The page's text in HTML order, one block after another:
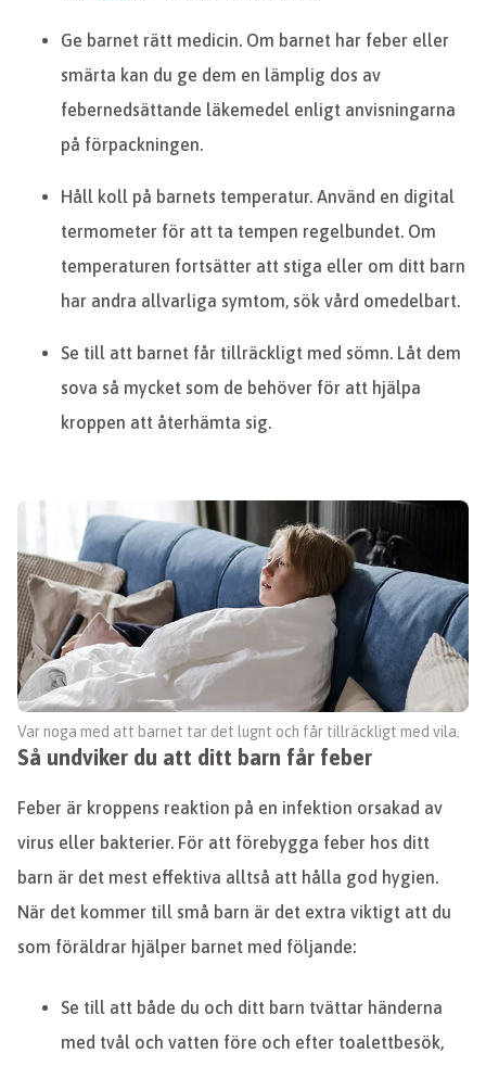
Ge barnet rätt medicin. Om barnet har feber eller
smärta kan du ge dem en lämplig dos av
febernedsättande läkemedel enligt anvisningarna
på förpackningen.
Håll koll på barnets temperatur. Använd en digital
termometer för att ta tempen regelbundet. Om
temperaturen fortsätter att stiga eller om ditt barn
har andra allvarliga symtom, sök vård omedelbart.
Se till att barnet får tillräckligt med sömn. Låt dem
sova så mycket som de behöver för att hjälpa
kroppen att återhämta sig.
Var noga med att barnet tar det lugnt och får tillräckligt med vila.
Så undviker du att ditt barn får feber
Feber är kroppens reaktion på en infektion orsakad av
virus eller bakterier. För att förebygga feber hos ditt
barn är det mest effektiva alltså att hålla god hygien.
När det kommer till små barn är det extra viktigt att du
som föräldrar hjälper barnet med följande:
Se till att både du och ditt barn tvättar händerna
med tvål och vatten före och efter toalettbesök,